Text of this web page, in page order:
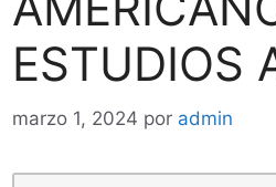
ESTUDIOS
marzo 1, 2024 por admin